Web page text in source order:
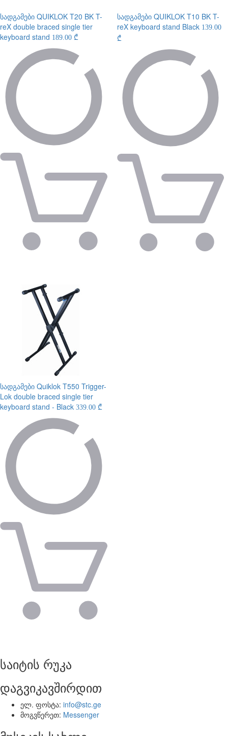
სადგამები QUIKLOK T20 BK T-
reX double braced single tier
keyboard stand 189.00 ₾
სადგამები QUIKLOK T10 BK T-
reX keyboard stand Black 139.00
₾
სადგამები Quiklok T550 Trigger-
Lok double braced single tier
keyboard stand - Black 339.00 ₾
საიტის რუკა
დაგვიკავშირდით
ელ. ფოსტა: info@stc.ge
მოგვწერეთ: Messenger